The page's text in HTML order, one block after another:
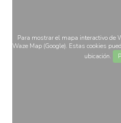
Para mostrar el mapa interactivo de
Waze Map (Google). Estas cookies
ubicación.